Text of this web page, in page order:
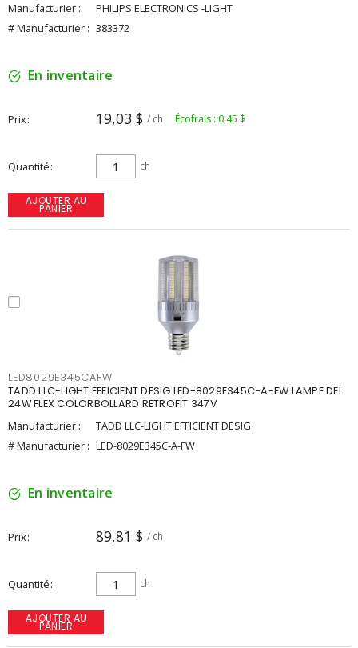
Manufacturier :
PHILIPS ELECTRONICS -LIGHT
# Manufacturier : 383372
En inventaire
Prix 19,03 $ / ch Écofrais : 0,45 $
Quantité ch
AJOUTER AU
PANIER
LED8029E345CAFW
TADD LLC-LIGHT EFFICIENT DESIG LED-8029E345C-A-FW LAMPE DEL
24W FLEX COLORBOLLARD RETROFIT 347V
Manufacturier :
TADD LLC-LIGHT EFFICIENT DESIG
# Manufacturier : LED-8029E345C-A-FW
En inventaire
Prix 89,81 $ / ch
Quantité ch
AJOUTER AU
PANIER